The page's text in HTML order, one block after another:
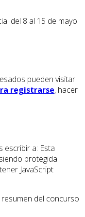
del 8 al 15 de mayo
​​pueden visitar
registrarse, hacer
escribir a: Esta
protegida
JavaScript
del concurso